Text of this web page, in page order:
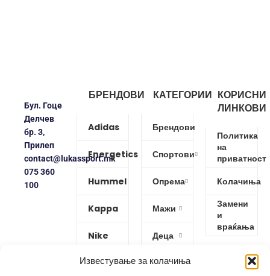
Известување за колачиња
Бул. Гоце
Делчев
бр. 3,
Прилеп
contact@lukassport.mk
075 360
100
БРЕНДОВИ
Adidas
Energetics
Hummel
Kappa
Nike
Protouch
КАТЕГОРИИ
Брендови
Спортови
Опрема
Мажи
Деца
Жени
КОРИСНИ
ЛИНКОВИ
Политика
на
приватност
Колачиња
Замени
и
враќања